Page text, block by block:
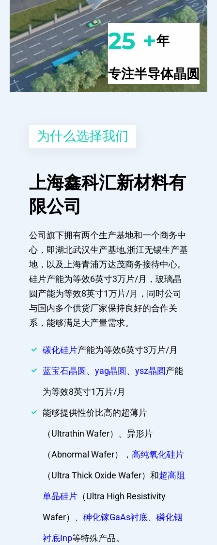
25 +年
专注半导体晶圆
为什么选择我们
上海鑫科汇新材料有
限公司
公司旗下拥有两个生产基地和一个商务中
心，即湖北武汉生产基地,浙江无锡生产基
地，以及上海青浦万达茂商务接待中心。
硅片产能为等效6英寸3万片/月，玻璃晶
圆产能为等效8英寸1万片/月，同时公司
与国内多个供货厂家保持良好的合作关
系，能够满足大产量需求。
碳化硅片产能为等效6英寸3万片/月
蓝宝石晶圆 、 yag晶圆 、 ysz晶圆 产能
为等效8英寸1万片/月
能够提供性价比高的超薄片
（Ultrathin Wafer）、异形片
（Abnormal Wafer）， 高纯氧化硅片
（Ultra Thick Oxide Wafer）和超高阻
单晶硅片 （Ultra High Resistivity
Wafer）、 砷化镓GaAs衬底、 磷化铟
衬底Inp等特殊产品。